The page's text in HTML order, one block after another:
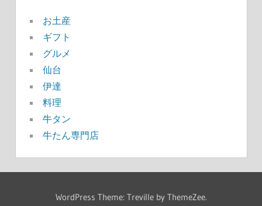
お土産
ギフト
グルメ
仙台
伊達
料理
牛タン
牛たん専門店
WordPress Theme: Treville by ThemeZee.